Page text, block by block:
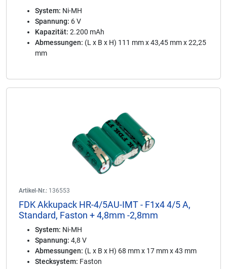
System: Ni-MH
Spannung: 6 V
Kapazität: 2.200 mAh
Abmessungen: (L x B x H) 111 mm x 43,45 mm x 22,25
mm
Artikel-Nr.: 136553
FDK Akkupack HR-4/5AU-IMT - F1x4 4/5 A,
Standard, Faston + 4,8mm -2,8mm
System: Ni-MH
Spannung: 4,8 V
Abmessungen: (L x B x H) 68 mm x 17 mm x 43 mm
Stecksystem: Faston